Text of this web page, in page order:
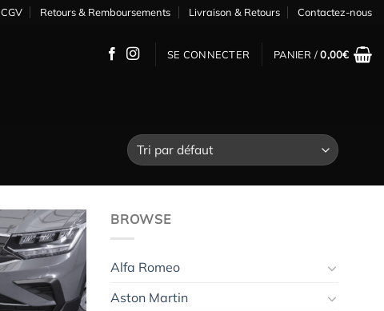
CGV Retours & Remboursements Livraison & Retours Contactez-nous
SE CONNECTER PANIER /0,00€
Ajouter
à la
wishlist
BROWSE
Alfa Romeo
Aston Martin